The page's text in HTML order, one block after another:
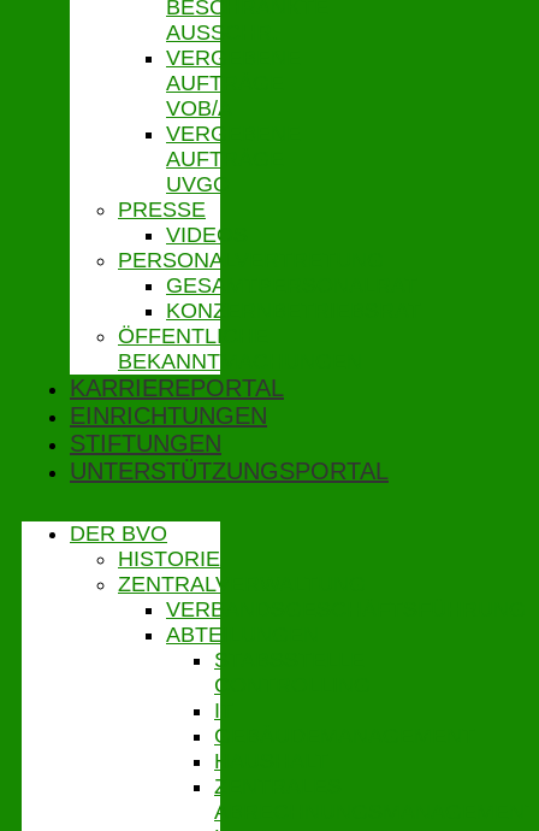
BESCHRÄNKTE
AUSSCHR.
VERGEBENE
AUFTRÄGE
VOB/A
VERGEBENE
AUFTRÄGE
UVGO
PRESSE
VIDEOS
PERSONALVERTRETUNG
GESAMTPERSONALRAT
KONZERNBETRIEBSRAT
ÖFFENTLICHE
BEKANNTMACHUNGEN
KARRIEREPORTAL
EINRICHTUNGEN
STIFTUNGEN
UNTERSTÜTZUNGSPORTAL
DER BVO
HISTORIE
ZENTRALVERWALTUNG
VERBANDSGESCHÄFTSFÜHRUNG
ABTEILUNGEN
STABSSTELLE
CONTROLLING
IT
GEBÄUDEMANAGEMENT
HAUSHALT
ZENTRALES
ABRECHNUNGSMANAGEMENT